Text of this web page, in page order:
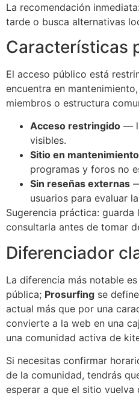
La recomendación
tarde o busca alternativas
Características
El acceso público está
encuentra en
miembros o estructura
Acceso restringido —
visibles.
Sitio en mantenimiento
programas y foros no
Sin reseñas externas
usuarios para evaluar
Sugerencia práctica: guarda
consultarla antes de tomar
Diferenciador
La diferencia más notable
pública; Prosurfing se
actual más que por una
convierte a la web en una
una comunidad activa de
Si necesitas confirmar
de la comunidad, tendrás
esperar a que el sitio vuelva